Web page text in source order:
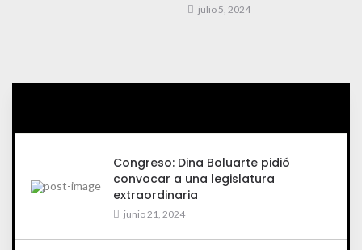
julio 5, 2024
Congreso: Dina Boluarte pidió
convocar a una legislatura
extraordinaria
junio 21, 2024